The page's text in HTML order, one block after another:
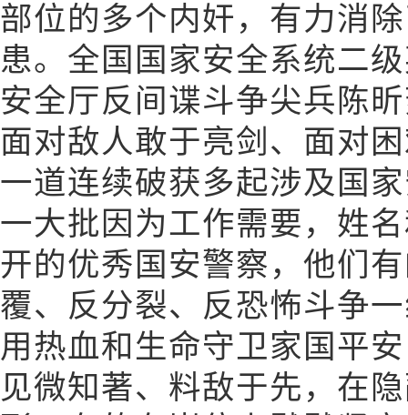
部位的多个内奸，有力消
患。全国国家安全系统二
安全厅反间谍斗争尖兵陈
面对敌人敢于亮剑、面对
一道连续破获多起涉及国
一大批因为工作需要，姓
开的优秀国安警察，他们
覆、反分裂、反恐怖斗争
用热血和生命守卫家国平
见微知著、料敌于先，在